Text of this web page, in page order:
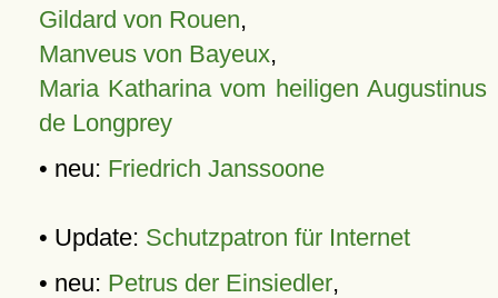
Gildard von Rouen,
Manveus von Bayeux,
Maria Katharina vom heiligen Augustinus
de Longprey
• neu: Friedrich Janssoone
• Update: Schutzpatron für Internet
• neu: Petrus der Einsiedler,